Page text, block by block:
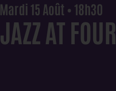
Mardi 15 Août • 18h30
JAZZ AT FOUR